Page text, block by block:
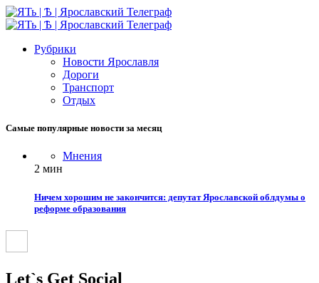
Рубрики
Новости Ярославля
Дороги
Транспорт
Отдых
Самые популярные новости за месяц
Мнения
2 мин
Ничем хорошим не закончится: депутат Ярославской облдумы о
реформе образования
Let`s Get Social